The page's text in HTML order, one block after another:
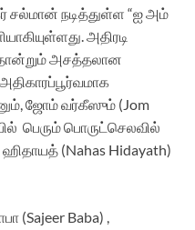
சல்மான் நடித்துள்ள “ஐ அம்
அதிரடி
அசத்தலான
ஜோம் வர்கீஸும் (Jom
பெரும் பொருட்செலவில்
(Nahas Hidayath)
(Sajeer Baba) ,